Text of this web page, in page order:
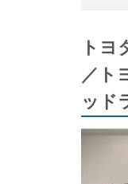
トヨ
／ト
ッド